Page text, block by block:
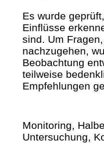
Es wurde
Einflüsse
sind. Um
nachzugehen,
Beobachtung
teilweise
Empfehlungen
Monitoring,
Untersuchung,